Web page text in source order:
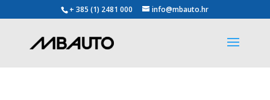
+ 385 (1) 2481 000 info@mbauto.hr